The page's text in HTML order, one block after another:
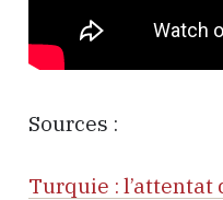
Sources :
Turquie : l’attentat